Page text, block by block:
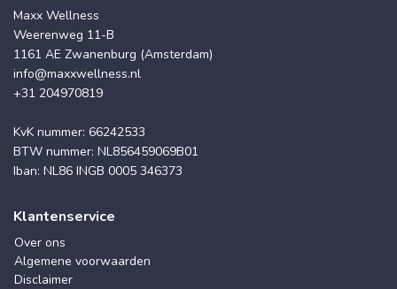
Maxx Wellness
Weerenweg 11-B
1161 AE Zwanenburg (Amsterdam)
info@maxxwellness.nl
+31 204970819
KvK nummer: 66242533
BTW nummer: NL856459069B01
Iban: NL86 INGB 0005 346373
Klantenservice
Over ons
Algemene voorwaarden
Disclaimer